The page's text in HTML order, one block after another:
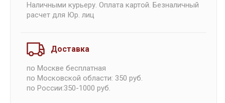
Наличными курьеру. Оплата картой. Безналичный
расчет для Юр. лиц
Доставка
по Москве бесплатная
по Московской области: 350 руб.
по России:350-1000 руб.